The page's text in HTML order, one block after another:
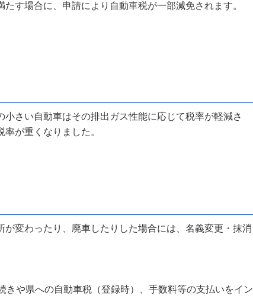
場合に、申請により自動車税が一部減免されます。
さい自動車はその排出ガス性能に応じて税率が軽減さ
が重くなりました。
変わったり、廃車したりした場合には、名義変更・抹消
や県への自動車税（登録時）、手数料等の支払いをイン